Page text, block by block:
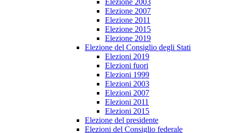
Elezione 2003
Elezione 2007
Elezione 2011
Elezione 2015
Elezione 2019
Elezione del Consiglio degli Stati
Elezioni 2019
Elezioni fuori
Elezioni 1999
Elezioni 2003
Elezioni 2007
Elezioni 2011
Elezioni 2015
Elezione del presidente
Elezioni del Consiglio federale